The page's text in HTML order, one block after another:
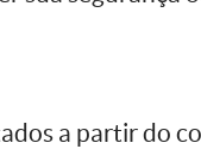
a partir do